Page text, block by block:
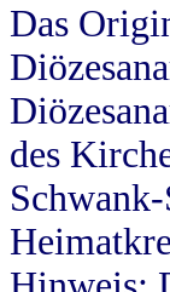
Das
des